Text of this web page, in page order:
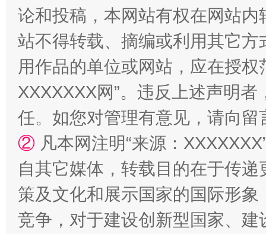
论和投稿，本网站有权在网站
站不得转载、摘编或利用其它
用作品的单位或网站，应在授
XXXXXXX网”。违反上述声明
任。如您对管理有意见，请向
② 凡本网注明“来源：
自其它媒体，转载目的在于传
策及文化和展示国家的国际形
竞争，对于建设创新型国家、